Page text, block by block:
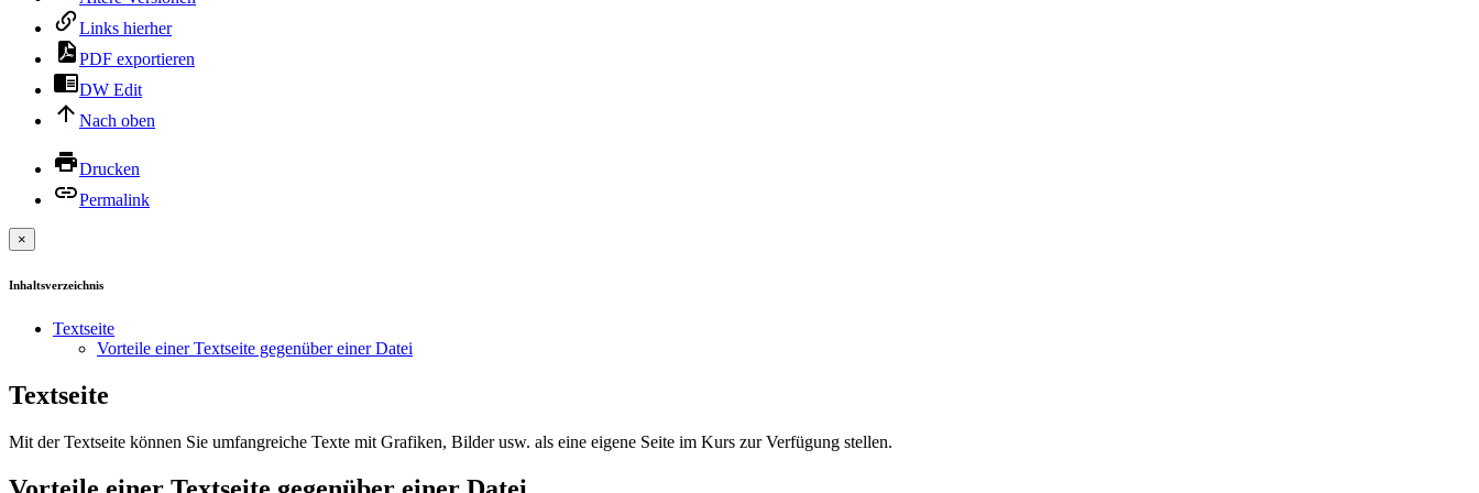
Links hierher
PDF exportieren
DW Edit
Nach oben
Drucken
Permalink
×
Inhaltsverzeichnis
Textseite
Vorteile einer Textseite gegenüber einer Datei
Textseite
Mit der Textseite können Sie umfangreiche Texte mit Grafiken, Bilder usw. als eine eigene Seite im Kurs zur Verfügung stellen.